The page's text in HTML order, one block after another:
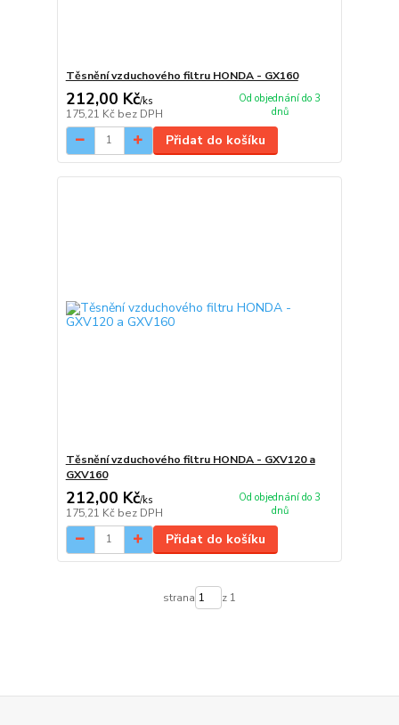
Těsnění vzduchového filtru HONDA - GX160
212,00 Kč/ks
175,21 Kč bez DPH
Od objednání do 3
dnů
Přidat do košíku
Těsnění vzduchového filtru HONDA - GXV120 a
GXV160
212,00 Kč/ks
175,21 Kč bez DPH
Od objednání do 3
dnů
Přidat do košíku
strana z 1